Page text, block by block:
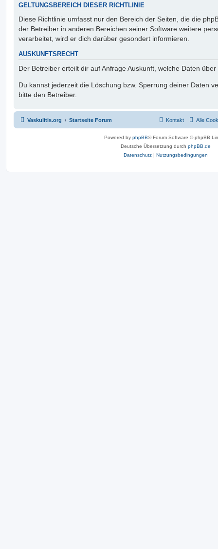
GELTUNGSBEREICH DIESER RICHTLINIE
Diese Richtlinie umfasst nur den Bereich der Seiten, die die
der Betreiber in anderen Bereichen seiner Software weitere
verarbeitet, wird er dich darüber gesondert informieren.
AUSKUNFTSRECHT
Der Betreiber erteilt dir auf Anfrage Auskunft, welche Daten
Du kannst jederzeit die Löschung bzw. Sperrung deiner Daten
bitte den Betreiber.
Vaskulitis.org Startseite Forum Alle
Kontakt
Powered by phpBB® Forum Software © phpBB
Deutsche Übersetzung durch phpBB.de
Datenschutz
Nutzungsbedingungen